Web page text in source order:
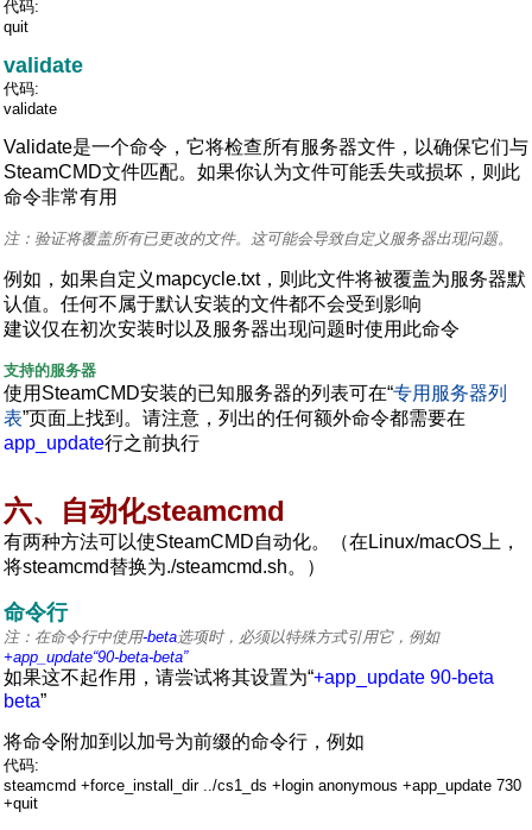
代码:
quit
validate
代码:
validate
Validate是一个命令，它将检查所有服务器文件，以确保它们与
SteamCMD文件匹配。如果你认为文件可能丢失或损坏，则此
命令非常有用
注：验证将覆盖所有已更改的文件。这可能会导致自定义服务器出现问题。
例如，如果自定义mapcycle.txt，则此文件将被覆盖为服务器默
认值。任何不属于默认安装的文件都不会受到影响
建议仅在初次安装时以及服务器出现问题时使用此命令
支持的服务器
使用SteamCMD安装的已知服务器的列表可在“专用服务器列
表”页面上找到。请注意，列出的任何额外命令都需要在
app_update行之前执行
六、自动化steamcmd
有两种方法可以使SteamCMD自动化。（在Linux/macOS上，
将steamcmd替换为./steamcmd.sh。）
命令行
注：在命令行中使用-beta选项时，必须以特殊方式引用它，例如
+app_update“90-beta-beta”
如果这不起作用，请尝试将其设置为“+app_update 90-beta
beta”
将命令附加到以加号为前缀的命令行，例如
代码:
steamcmd +force_install_dir ../cs1_ds +login anonymous +app_update 730
+quit